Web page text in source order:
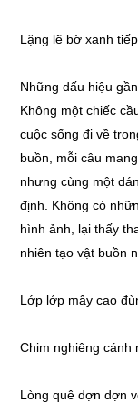
Lặng lẽ bờ xanh
Những dấu hiệu
Không một chiếc
cuộc sống đi về
buồn, mỗi câu
nhưng cùng một
định. Không có
hình ảnh, lại thấy
nhiên tạo vật buồn
Lớp lớp mây cao
Chim nghiêng cánh
Lòng quê dợn dợn